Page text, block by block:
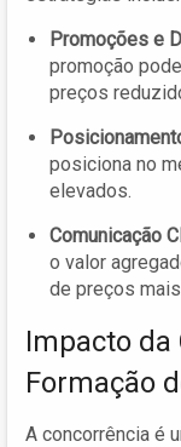
Promoções e
promoção
preços
posiciona no
elevados.
Comunicação
o valor
de preços
Impacto da
Formação
A concorrência é